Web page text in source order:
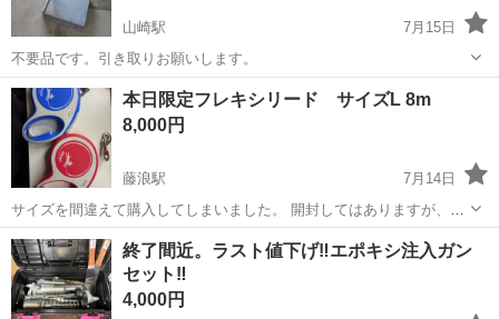
山崎駅
7月15日
不要品です。引き取りお願いします。
愛知 稲沢市 山崎駅 その他 裁断機
本日限定フレキシリード サイズL 8m
8,000円
藤浪駅
7月14日
サイズを間違えて購入してしまいました。 開封してはありますが、新
品未使用です フレキシ ブルー、ピンク 一つずつあります セットで
8000円です 単品ですと4000円になります
愛知 稲沢市 藤浪駅 その他 ブルー
終了間近。ラスト値下げ‼️エポキシ注入ガン
セット‼️
4,000円